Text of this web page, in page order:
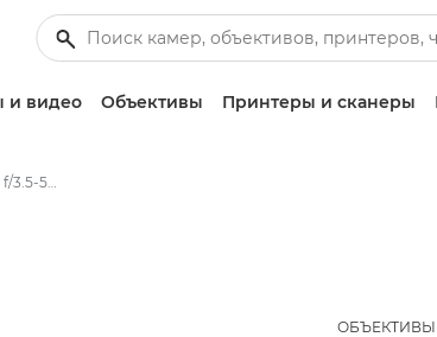
и видео Объективы Принтеры и сканеры
Canon EF-S 18-200mm f/3.5-5.6 IS - Объективы - Камера и фотообъективы